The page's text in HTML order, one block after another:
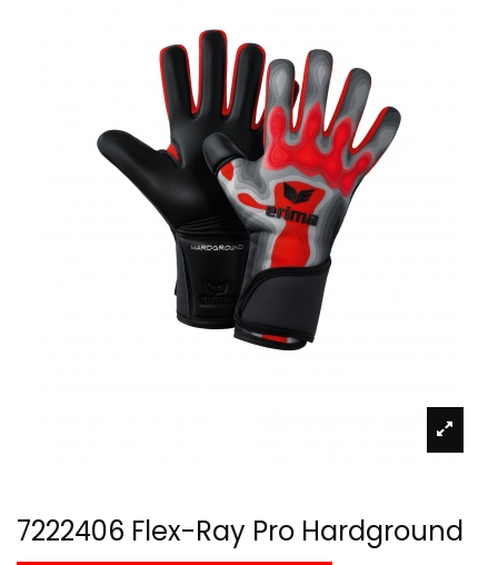
7222406 Flex-Ray Pro Hardground